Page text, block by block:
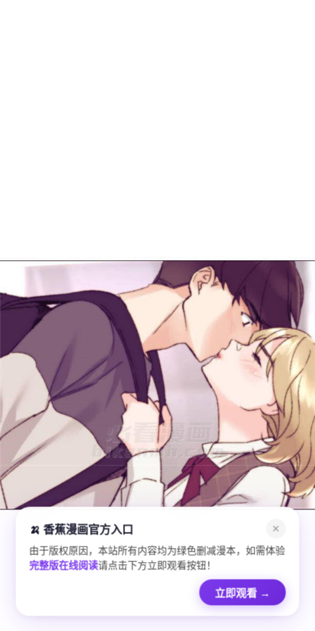
🍌 香蕉漫画官方入口 ✕
由于版权原因，本站所有内容均为绿色删减漫本，如需体验
完整版在线阅读请点击下方立即观看按钮！
立即观看 →